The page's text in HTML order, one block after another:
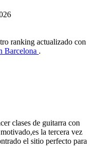
ranking actualizado con
Barcelona .
clases de guitarra con
la tercera vez
el sitio perfecto para